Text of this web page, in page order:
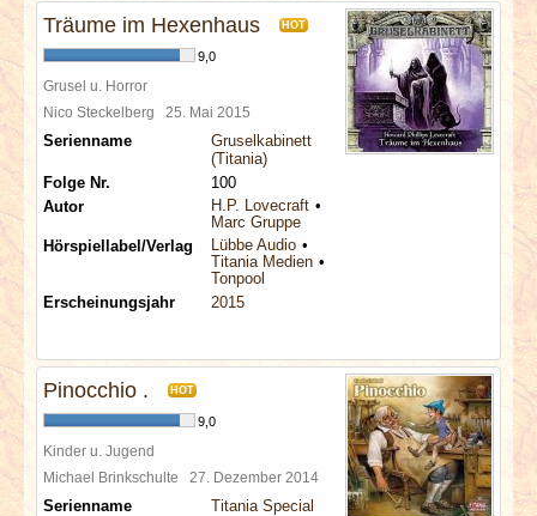
SPECIALS
REDAKTION
LINKS
ARCHIV
Träume im Hexenhaus HOT
9,0
Grusel u. Horror
Nico Steckelberg 25. Mai 2015
Serienname
Gruselkabinett
(Titania)
Folge Nr.
100
Autor
H.P. Lovecraft
Marc Gruppe
Hörspiellabel/Verlag
Lübbe Audio
Titania Medien
Tonpool
Erscheinungsjahr
2015
Pinocchio . HOT
9,0
Kinder u. Jugend
Michael Brinkschulte 27. Dezember 2014
Serienname
Titania Special